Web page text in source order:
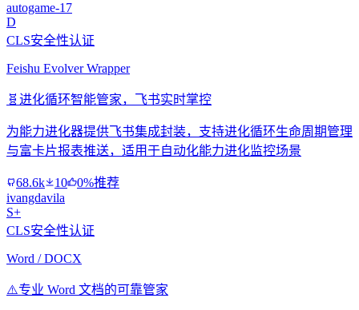
autogame-17
D
CLS安全性认证
Feishu Evolver Wrapper
🧬 进化循环智能管家，飞书实时掌控
为能力进化器提供飞书集成封装，支持进化循环生命周期管理
与富卡片报表推送，适用于自动化能力进化监控场景
68.6k 10
0%推荐
ivangdavila
S+
CLS安全性认证
Word / DOCX
⚠️专业 Word 文档的可靠管家